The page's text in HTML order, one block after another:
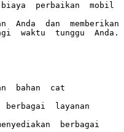
biaya  perbaikan  mobil
Anda  dan  memberikan
waktu  tunggu  Anda.
bahan  cat
berbagai  layanan
berbagai